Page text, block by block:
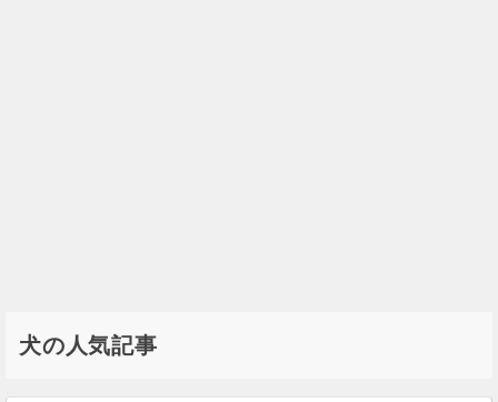
犬の人気記事